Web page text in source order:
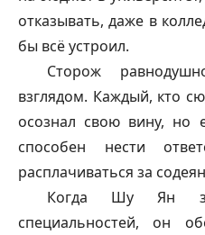
отказывать, даже в
бы всё устроил.
Сторож
взглядом. Каждый, кто
осознал свою вину, но
способен нести
расплачиваться за
Когда Шу Ян
специальностей, он